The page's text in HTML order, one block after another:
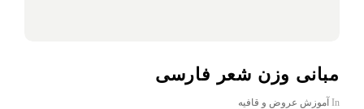
مبانی وزن شعر فارسی
In آموزش عروض و قافیه